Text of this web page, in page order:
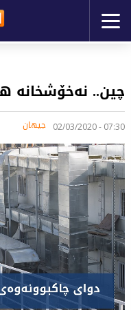
چین.. نەخۆشخانە
07:30 - 02/03/2020 جیهان